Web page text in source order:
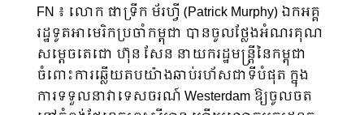
FN ៖ លោក ផាទ្រីក ម័រហ្វី (Patrick Murphy) ឯកអគ្គ
រដ្ឋទូតអាមេរិកប្រចាំកម្ពុជា បានចូលថ្លែងអំណរគុណ
សម្តេចតេជោ ហ៊ុន សែន នាយករដ្ឋមន្រ្តីនៃកម្ពុជា
ចំពោះការឆ្លើយតបយ៉ាងឆាប់រហ័សជាទីបំផុត ក្នុង
ការទទួលនាវាទេសចរណ៍ Westerdam ឱ្យចូលចត